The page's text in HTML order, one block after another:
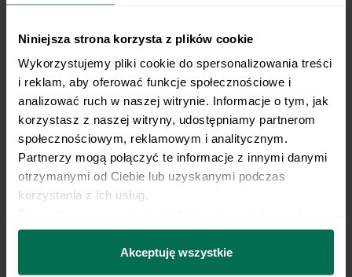
Niniejsza strona korzysta z plików cookie
Wykorzystujemy pliki cookie do spersonalizowania treści
i reklam, aby oferować funkcje społecznościowe i
analizować ruch w naszej witrynie. Informacje o tym, jak
korzystasz z naszej witryny, udostępniamy partnerom
społecznościowym, reklamowym i analitycznym.
Partnerzy mogą połączyć te informacje z innymi danymi
otrzymanymi od Ciebie lub uzyskanymi podczas
korzystania z ich usług.
można się z nami skontaktować i w jaki sposób
przetwarzamy dane osobowe w ramach
prywatności.
Akceptuję wszystkie
Mateusz otrzymał również program ćwiczeń
składający się z 3 sesji treningowych
tygodniowo oraz zalecenie i zachętę do
aktywnego spędzania wolnego czasu.
Efekty
Początkowo, celem Mateusza była redukcja
spadała szybko, dzięki czemu Mateusz
poczuł się znacznie lepiej i lżej, a treningi